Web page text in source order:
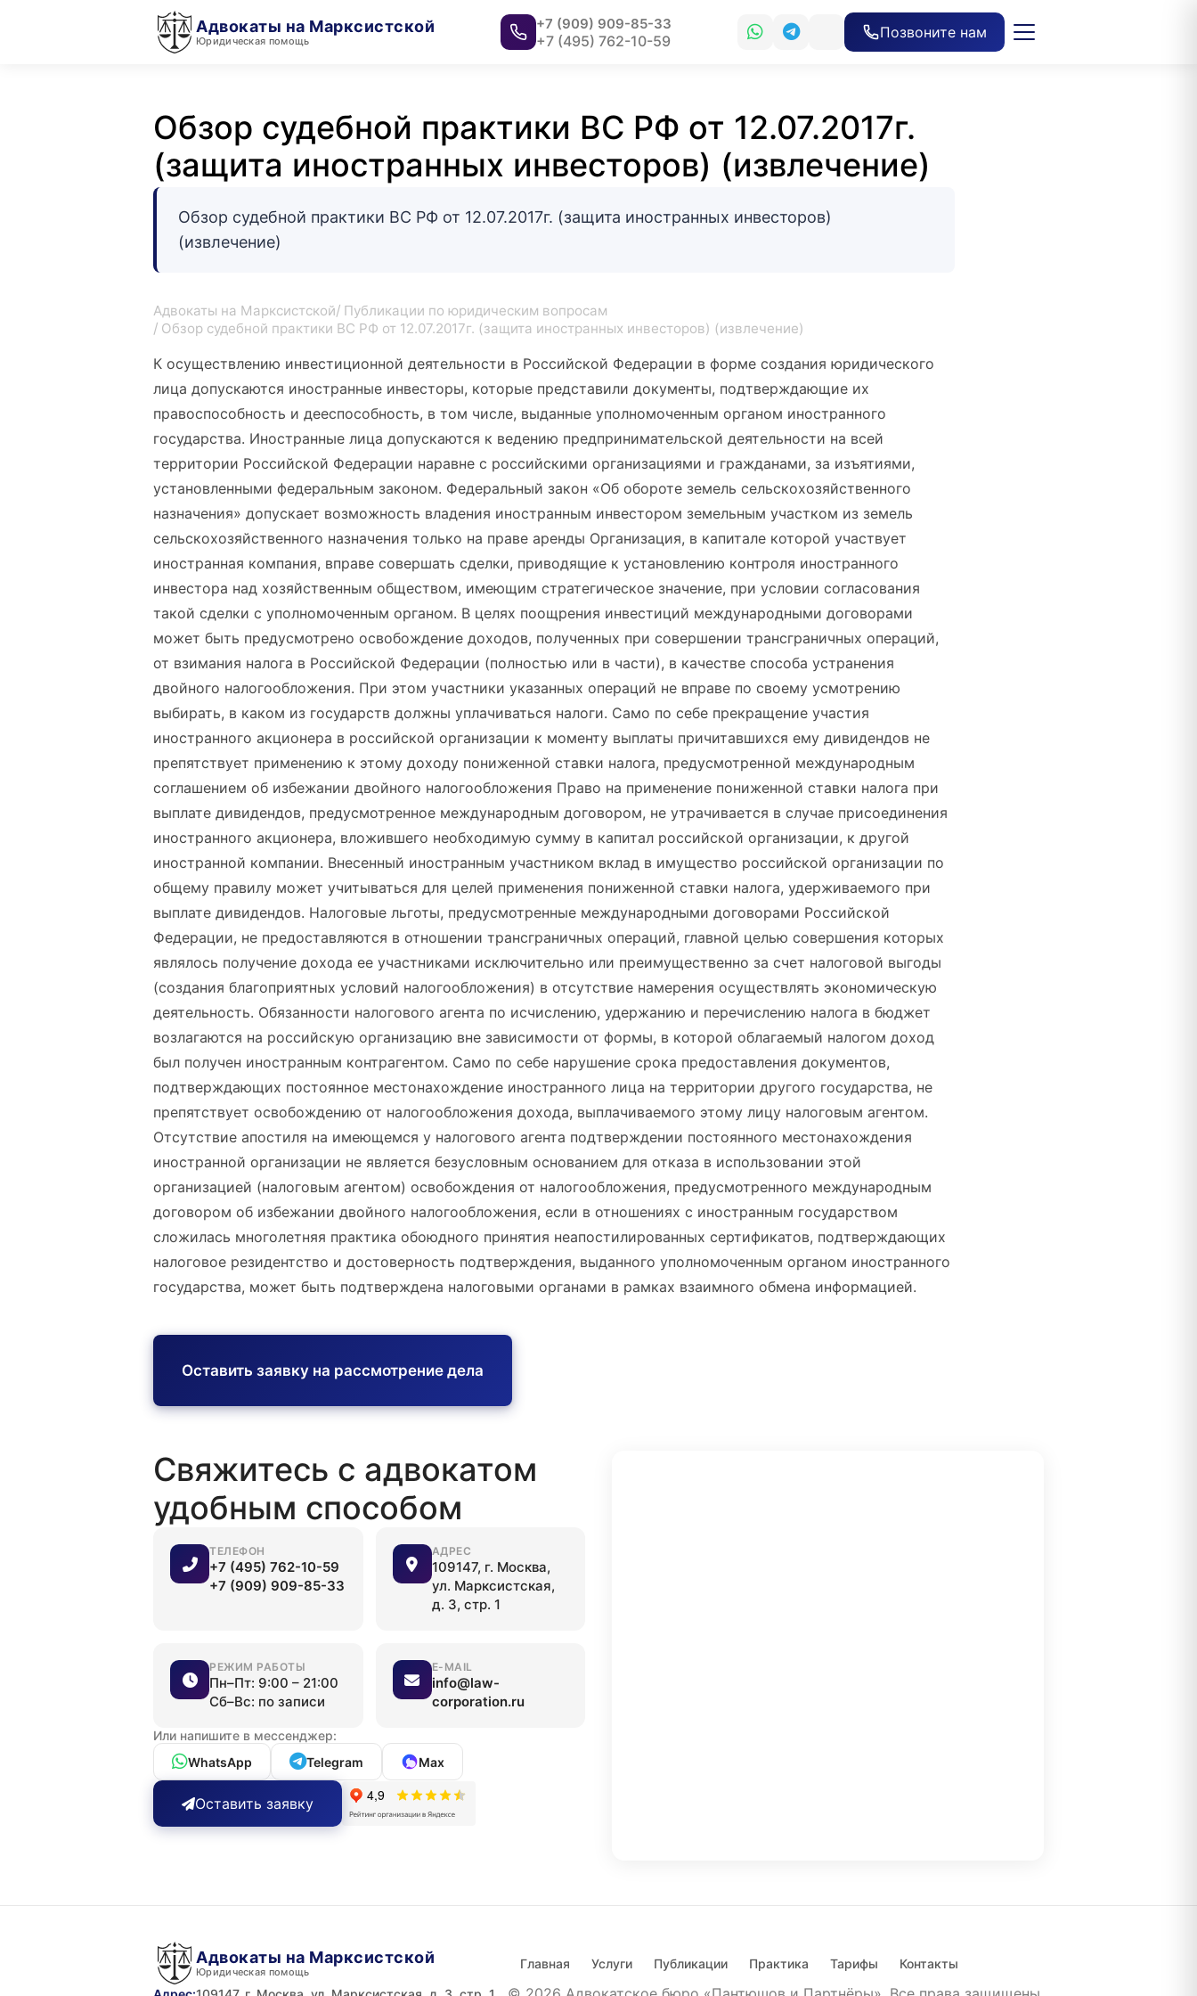
Адвокаты на Марксистской
Юридическая помощь
+7 (909) 909-85-33
+7 (495) 762-10-59 Позвоните нам
Обзор судебной практики ВС РФ от 12.07.2017г.
(защита иностранных инвесторов) (извлечение)
Обзор судебной практики ВС РФ от 12.07.2017г. (защита иностранных инвесторов)
(извлечение)
Адвокаты на Марксистской Публикации по юридическим вопросам
Обзор судебной практики ВС РФ от 12.07.2017г. (защита иностранных инвесторов) (извлечение)
К осуществлению инвестиционной деятельности в Российской Федерации в форме создания юридического
лица допускаются иностранные инвесторы, которые представили документы, подтверждающие их
правоспособность и дееспособность, в том числе, выданные уполномоченным органом иностранного
государства. Иностранные лица допускаются к ведению предпринимательской деятельности на всей
территории Российской Федерации наравне с российскими организациями и гражданами, за изъятиями,
установленными федеральным законом. Федеральный закон «Об обороте земель сельскохозяйственного
назначения» допускает возможность владения иностранным инвестором земельным участком из земель
сельскохозяйственного назначения только на праве аренды Организация, в капитале которой участвует
иностранная компания, вправе совершать сделки, приводящие к установлению контроля иностранного
инвестора над хозяйственным обществом, имеющим стратегическое значение, при условии согласования
такой сделки с уполномоченным органом. В целях поощрения инвестиций международными договорами
может быть предусмотрено освобождение доходов, полученных при совершении трансграничных операций,
от взимания налога в Российской Федерации (полностью или в части), в качестве способа устранения
двойного налогообложения. При этом участники указанных операций не вправе по своему усмотрению
выбирать, в каком из государств должны уплачиваться налоги. Само по себе прекращение участия
иностранного акционера в российской организации к моменту выплаты причитавшихся ему дивидендов не
препятствует применению к этому доходу пониженной ставки налога, предусмотренной международным
соглашением об избежании двойного налогообложения Право на применение пониженной ставки налога при
выплате дивидендов, предусмотренное международным договором, не утрачивается в случае присоединения
иностранного акционера, вложившего необходимую сумму в капитал российской организации, к другой
иностранной компании. Внесенный иностранным участником вклад в имущество российской организации по
общему правилу может учитываться для целей применения пониженной ставки налога, удерживаемого при
выплате дивидендов. Налоговые льготы, предусмотренные международными договорами Российской
Федерации, не предоставляются в отношении трансграничных операций, главной целью совершения которых
являлось получение дохода ее участниками исключительно или преимущественно за счет налоговой выгоды
(создания благоприятных условий налогообложения) в отсутствие намерения осуществлять экономическую
деятельность. Обязанности налогового агента по исчислению, удержанию и перечислению налога в бюджет
возлагаются на российскую организацию вне зависимости от формы, в которой облагаемый налогом доход
был получен иностранным контрагентом. Само по себе нарушение срока предоставления документов,
подтверждающих постоянное местонахождение иностранного лица на территории другого государства, не
препятствует освобождению от налогообложения дохода, выплачиваемого этому лицу налоговым агентом.
Отсутствие апостиля на имеющемся у налогового агента подтверждении постоянного местонахождения
иностранной организации не является безусловным основанием для отказа в использовании этой
организацией (налоговым агентом) освобождения от налогообложения, предусмотренного международным
договором об избежании двойного налогообложения, если в отношениях с иностранным государством
сложилась многолетняя практика обоюдного принятия неапостилированных сертификатов, подтверждающих
налоговое резидентство и достоверность подтверждения, выданного уполномоченным органом иностранного
государства, может быть подтверждена налоговыми органами в рамках взаимного обмена информацией.
Оставить заявку на рассмотрение дела
Свяжитесь с адвокатом
удобным способом
ТЕЛЕФОН
+7 (495) 762-10-59
+7 (909) 909-85-33
АДРЕС
109147, г. Москва,
ул. Марксистская,
д. 3, стр. 1
РЕЖИМ РАБОТЫ
Пн–Пт: 9:00 – 21:00
Сб–Вс: по записи
E-MAIL
info@law-
corporation.ru
Или напишите в мессенджер:
WhatsApp
Telegram Max
Оставить заявку
Адвокаты на Марксистской
Юридическая помощь
Главная Услуги Публикации Практика Тарифы
Контакты